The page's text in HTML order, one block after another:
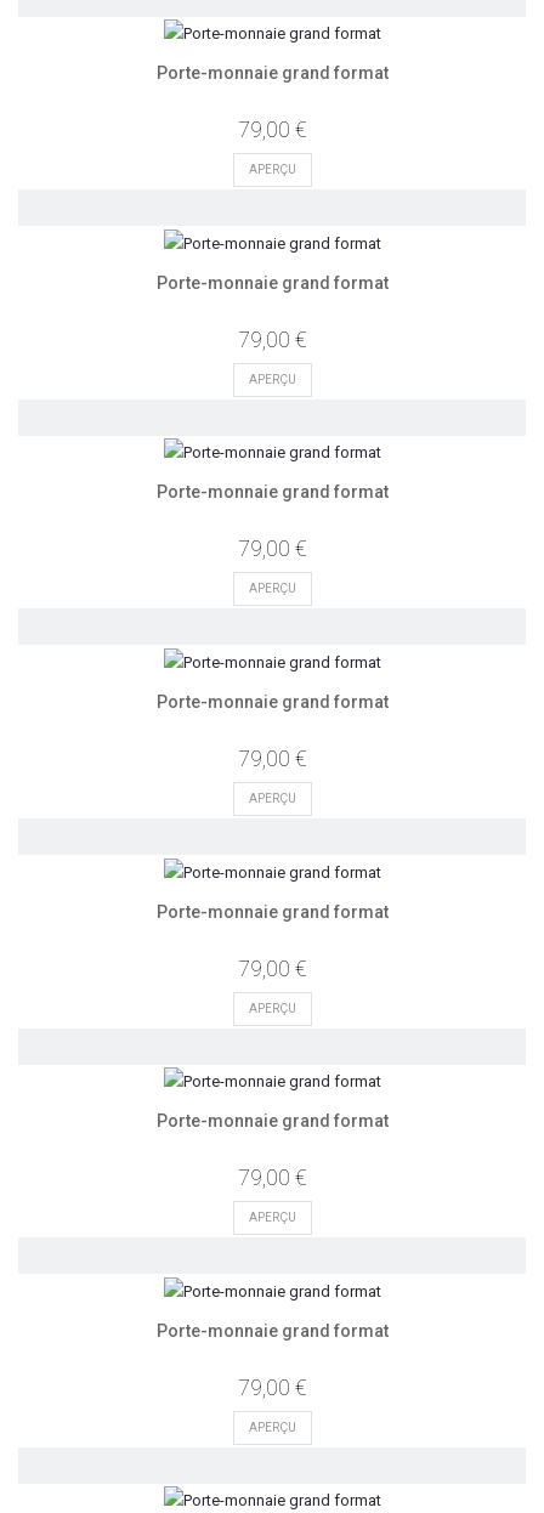
Porte-monnaie grand format
79,00 €
APERÇU
Porte-monnaie grand format
79,00 €
APERÇU
Porte-monnaie grand format
79,00 €
APERÇU
Porte-monnaie grand format
79,00 €
APERÇU
Porte-monnaie grand format
79,00 €
APERÇU
Porte-monnaie grand format
79,00 €
APERÇU
Porte-monnaie grand format
79,00 €
APERÇU